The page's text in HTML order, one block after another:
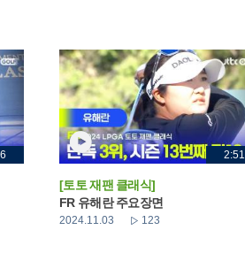
2:51
[토토 재팬 클래식]
FR 유해란 주요장면
2024.11.03 123